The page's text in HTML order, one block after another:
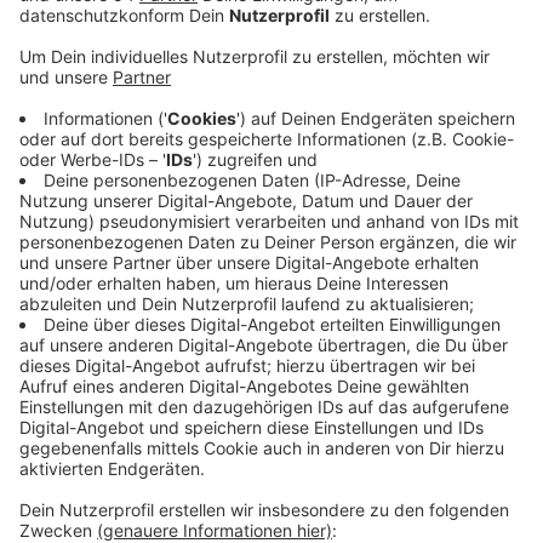
Der sogenannte "Zahnärztliche Versorgungsgrad" liegt
hier demnach bei rund 118 Prozent. Er beschreibt, wie
gut die zahnärztliche Versorgung ist. Bundesweit liegt
er aber oft bei unter 100 Prozent. In
Mönchengladbach gibt es insgesamt 272 Zahnärzte -
demnach kommen bei uns rund 960 Einwohner auf
einen Zahnarzt. Das ist im bundesweiten Vergleich ein
guter Wert - oft kommen bei ähnlich großen Städten
deutlich mehr Einwohner auf einen Zahnarzt. Das zeigt
die Studie von Dotolib. Bei unseren Nachbarn im Kreis
Viersen sieht die Lage leicht schlechter aus als bei
uns. Dort liegt der Zahnärztliche Versorgungsgrad bei
rund 96 Prozent und es gibt für mehr Einwohner auch
weniger Zahnärzte. Auch bei unseren Nachbarn in
Heinsberg ist die Lage schlechter, dort gibt es nur 74
Anzeige